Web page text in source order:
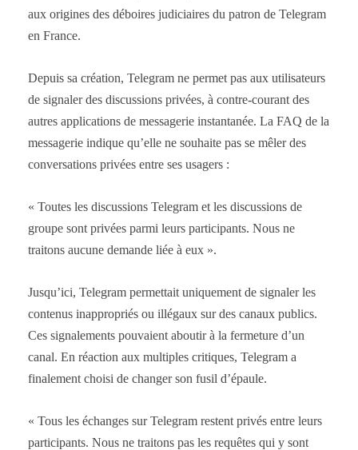
aux origines des déboires judiciaires du patron de Telegram
en France.
Depuis sa création, Telegram ne permet pas aux utilisateurs
de signaler des discussions privées, à contre-courant des
autres applications de messagerie instantanée. La FAQ de la
messagerie indique qu’elle ne souhaite pas se mêler des
conversations privées entre ses usagers :
« Toutes les discussions Telegram et les discussions de
groupe sont privées parmi leurs participants. Nous ne
traitons aucune demande liée à eux ».
Jusqu’ici, Telegram permettait uniquement de signaler les
contenus inappropriés ou illégaux sur des canaux publics.
Ces signalements pouvaient aboutir à la fermeture d’un
canal. En réaction aux multiples critiques, Telegram a
finalement choisi de changer son fusil d’épaule.
« Tous les échanges sur Telegram restent privés entre leurs
participants. Nous ne traitons pas les requêtes qui y sont